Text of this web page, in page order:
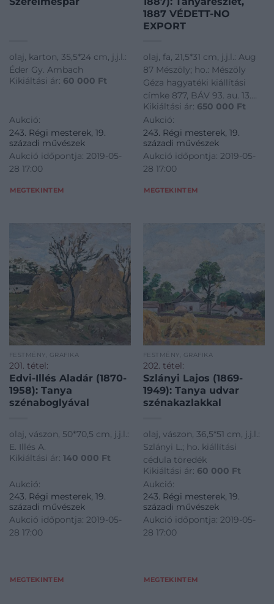
olaj, karton, 35,5*24 cm, j.j.l.:
Éder Gy. Ambach
Kikiáltási ár: 60 000 Ft
Aukció:
243. Régi mesterek, 19.
századi művészek
Aukció időpontja: 2019-05-
28 17:00
MEGTEKINTEM
1887 VÉDETT-NO
EXPORT
olaj, fa, 21,5*31 cm, j.j.l.: Aug
87 Mészöly; ho.: Mészöly
Géza hagyatéki kiállítási
címke 877, BÁV 93. au. 13.
tétel
Kikiáltási ár: 650 000 Ft
Aukció:
243. Régi mesterek, 19.
századi művészek
Aukció időpontja: 2019-05-
28 17:00
MEGTEKINTEM
FESTMÉNY, GRAFIKA
201. tétel:
Edvi-Illés Aladár (1870-
1958): Tanya
szénaboglyával
olaj, vászon, 50*70,5 cm, j.j.l.:
E. Illés A.
Kikiáltási ár: 140 000 Ft
Aukció:
243. Régi mesterek, 19.
századi művészek
Aukció időpontja: 2019-05-
28 17:00
MEGTEKINTEM
FESTMÉNY, GRAFIKA
202. tétel:
Szlányi Lajos (1869-
1949): Tanya udvar
szénakazlakkal
olaj, vászon, 36,5*51 cm, j.j.l.:
Szlányi L.; ho. kiállítási
cédula töredék
Kikiáltási ár: 60 000 Ft
Aukció:
243. Régi mesterek, 19.
századi művészek
Aukció időpontja: 2019-05-
28 17:00
MEGTEKINTEM